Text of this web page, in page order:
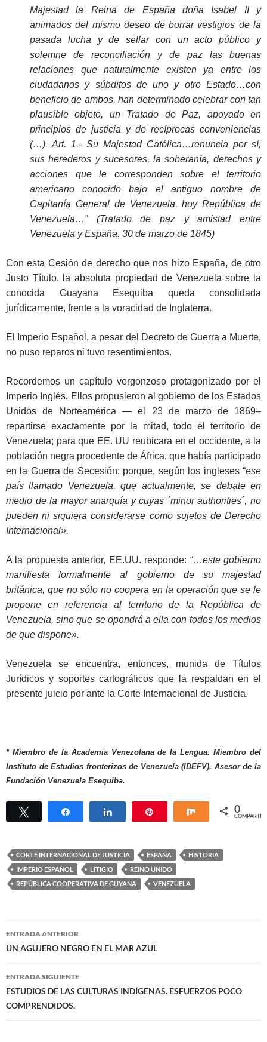
Majestad la Reina de España doña Isabel II y
animados del mismo deseo de borrar vestigios de la
pasada lucha y de sellar con un acto público y
solemne de reconciliación y de paz las buenas
relaciones que naturalmente existen ya entre los
ciudadanos y súbditos de uno y otro Estado…con
beneficio de ambos, han determinado celebrar con tan
plausible objeto, un Tratado de Paz, apoyado en
principios de justicia y de recíprocas conveniencias
(…). Art. 1.- Su Majestad Católica…renuncia por sí,
sus herederos y sucesores, la soberanía, derechos y
acciones que le corresponden sobre el territorio
americano conocido bajo el antiguo nombre de
Capitanía General de Venezuela, hoy República de
Venezuela…” (Tratado de paz y amistad entre
Venezuela y España. 30 de marzo de 1845)
Con esta Cesión de derecho que nos hizo España, de otro
Justo Título, la absoluta propiedad de Venezuela sobre la
conocida Guayana Esequiba queda consolidada
jurídicamente, frente a la voracidad de Inglaterra.
El Imperio Español, a pesar del Decreto de Guerra a Muerte,
no puso reparos ni tuvo resentimientos.
Recordemos un capítulo vergonzoso protagonizado por el
Imperio Inglés. Ellos propusieron al gobierno de los Estados
Unidos de Norteamérica — el 23 de marzo de 1869–
repartirse exactamente por la mitad, todo el territorio de
Venezuela; para que EE. UU reubicara en el occidente, a la
población negra procedente de África, que había participado
en la Guerra de Secesión; porque, según los ingleses “ese
país llamado Venezuela, que actualmente, se debate en
medio de la mayor anarquía y cuyas ´minor authorities´, no
pueden ni siquiera considerarse como sujetos de Derecho
Internacional».
A la propuesta anterior, EE.UU. responde: “…este gobierno
manifiesta formalmente al gobierno de su majestad
británica, que no sólo no coopera en la operación que se le
propone en referencia al territorio de la República de
Venezuela, sino que se opondrá a ella con todos los medios
de que dispone».
Venezuela se encuentra, entonces, munida de Títulos
Jurídicos y soportes cartográficos que la respaldan en el
presente juicio por ante la Corte Internacional de Justicia.
* Miembro de la Academia Venezolana de la Lengua. Miembro del
Instituto de Estudios fronterizos de Venezuela (IDEFV). Asesor de la
Fundación Venezuela Esequiba.
Twittear Compartir Compartir Compartir
0
COMPARTIR
CORTE INTERNACIONAL DE JUSTICIA ESPAÑA
HISTORIA
IMPERIO ESPAÑOL
LITIGIO
REINO UNIDO
REPÚBLICA COOPERATIVA DE GUYANA
VENEZUELA
Navegación
de
entradas
ENTRADA ANTERIOR
UN AGUJERO NEGRO EN EL MAR AZUL
ENTRADA SIGUIENTE
ESTUDIOS DE LAS CULTURAS INDÍGENAS. ESFUERZOS POCO
COMPRENDIDOS.